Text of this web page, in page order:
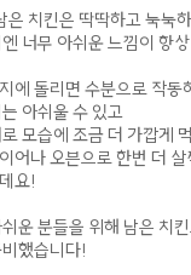
은 치킨은 딱딱하고 눅눅
너무 아쉬운 느낌이 항
에 돌리면 수분으로 작동
아쉬울 수 있고
모습에 조금 더 가깝게
어나 오븐으로 한번 더
요!
운 분들을 위해 남은 치
했습니다!